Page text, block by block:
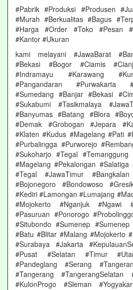
#Pabrik #Produksi #Produsen
#Murah #Berkualitas #Bagus
#Harga #Order #Toko #Pesan
#Kantor #Ukuran
kami melayani #JawaBarat
#Bekasi #Bogor #Ciamis
#Indramayu #Karawang
#Pangandaran #Purwakarta
#Sumedang #Banjar #Bekasi
#Sukabumi #Tasikmalaya
#Banyumas #Batang #Blora
#Demak #Grobogan #Jepara
#Klaten #Kudus #Magelang #Pati
#Purbalingga #Purworejo
#Sukoharjo #Tegal #Temanggung
#Magelang #Pekalongan
#Tegal #JawaTimur
#Bojonegoro #Bondowoso
#Kediri #Lamongan #Lumajang
#Mojokerto #Nganjuk #Ngawi
#Pasuruan #Ponorogo
#Situbondo #Sumenep
#Batu #Blitar #Malang #Mojokerto
#Surabaya #Jakarta
#Pusat #Selatan #Timur
#Pandeglang #Serang
#Tangerang #TangerangSelatan
#KulonProgo #Sleman